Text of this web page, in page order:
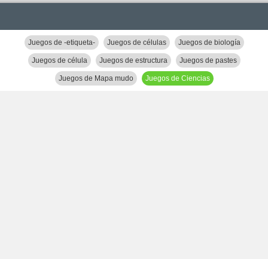
Juegos de -etiqueta- Juegos de células Juegos de biología
Juegos de célula Juegos de estructura Juegos de pastes
Juegos de Mapa mudo Juegos de Ciencias